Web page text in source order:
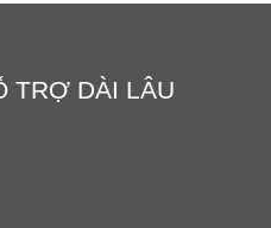
TRỢ DÀI LÂU